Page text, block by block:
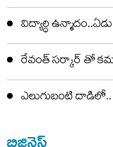
విద్యార్ధి
రేవంత్ సర్కార్ తో
ఎలుగుబంటి దాడిలో..
బిజినెస్